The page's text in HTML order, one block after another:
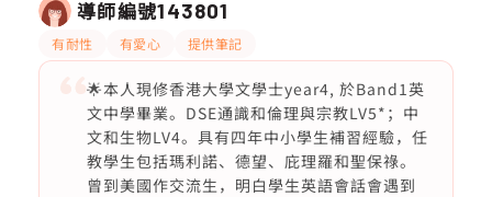
導師編號143801
有耐性 有愛心 提供筆記
🌟本人現修香港大學文學士year4, 於Band1英
文中學畢業。DSE通識和倫理與宗教LV5*；中
文和生物LV4。具有四年中小學生補習經驗，任
教學生包括瑪利諾、德望、庇理羅和聖保祿。
曾到美國作交流生，明白學生英語會話會遇到